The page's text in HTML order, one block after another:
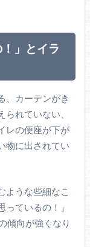
」とイラ
、カーテンがき
れていない、
レの便座が下が
物に出されてい
ような些細なこ
ているの！」
傾向が強くなり